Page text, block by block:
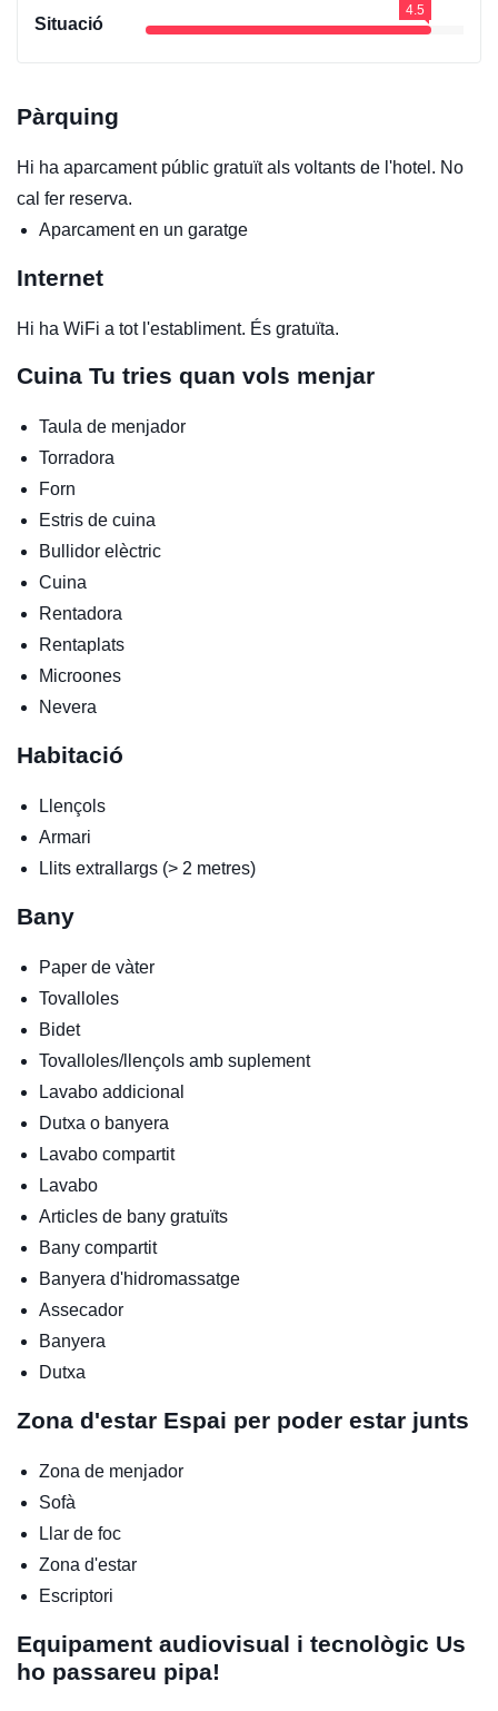
Situació
4.5
Pàrquing
Hi ha aparcament públic gratuït als voltants de l'hotel. No
cal fer reserva.
Aparcament en un garatge
Internet
Hi ha WiFi a tot l'establiment. És gratuïta.
Cuina Tu tries quan vols menjar
Taula de menjador
Torradora
Forn
Estris de cuina
Bullidor elèctric
Cuina
Rentadora
Rentaplats
Microones
Nevera
Habitació
Llençols
Armari
Llits extrallargs (> 2 metres)
Bany
Paper de vàter
Tovalloles
Bidet
Tovalloles/llençols amb suplement
Lavabo addicional
Dutxa o banyera
Lavabo compartit
Lavabo
Articles de bany gratuïts
Bany compartit
Banyera d'hidromassatge
Assecador
Banyera
Dutxa
Zona d'estar Espai per poder estar junts
Zona de menjador
Sofà
Llar de foc
Zona d'estar
Escriptori
Equipament audiovisual i tecnològic Us
ho passareu pipa!